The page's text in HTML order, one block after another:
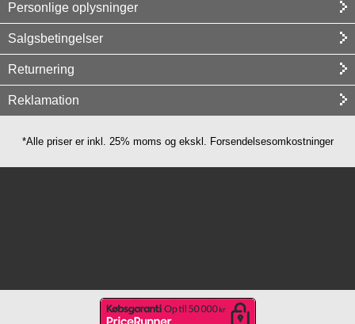
Personlige oplysninger
Salgsbetingelser
Returnering
Reklamation
*Alle priser er inkl. 25% moms og ekskl. Forsendelsesomkostninger